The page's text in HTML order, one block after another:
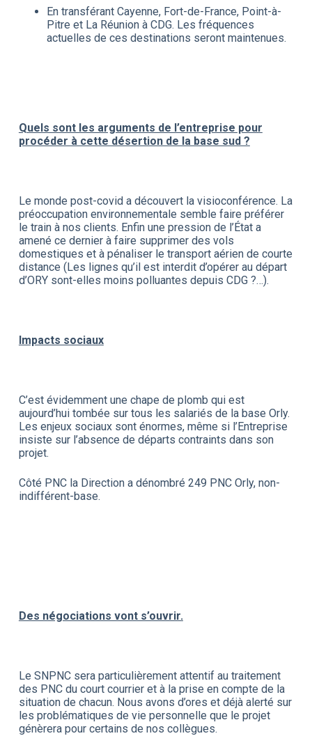
En transférant Cayenne, Fort-de-France, Point-à-
Pitre et La Réunion à CDG. Les fréquences
actuelles de ces destinations seront maintenues.
Quels sont les arguments de l’entreprise pour
procéder à cette désertion de la base sud ?
Le monde post-covid a découvert la visioconférence. La
préoccupation environnementale semble faire préférer
le train à nos clients. Enfin une pression de l’État a
amené ce dernier à faire supprimer des vols
domestiques et à pénaliser le transport aérien de courte
distance (Les lignes qu’il est interdit d’opérer au départ
d’ORY sont-elles moins polluantes depuis CDG ?…).
Impacts sociaux
C’est évidemment une chape de plomb qui est
aujourd’hui tombée sur tous les salariés de la base Orly.
Les enjeux sociaux sont énormes, même si l’Entreprise
insiste sur l’absence de départs contraints dans son
projet.
Côté PNC la Direction a dénombré 249 PNC Orly, non-
indifférent-base.
Des négociations vont s’ouvrir.
Le SNPNC sera particulièrement attentif au traitement
des PNC du court courrier et à la prise en compte de la
situation de chacun. Nous avons d’ores et déjà alerté sur
les problématiques de vie personnelle que le projet
génèrera pour certains de nos collègues.